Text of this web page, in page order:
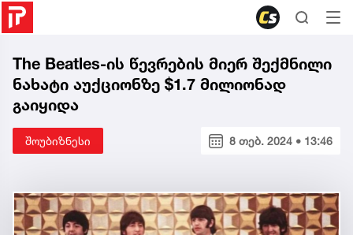
The Beatles-ის წევრების მიერ შექმნილი
ნახატი აუქციონზე $1.7 მილიონად
გაიყიდა
შოუბიზნესი 8 თებ. 2024 • 13:46